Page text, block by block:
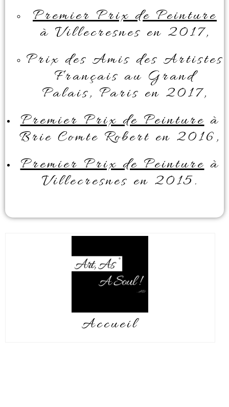
Premier Prix de Peinture
à Villecresnes en 2017,
Prix des Amis des Artistes
Français au Grand
Palais, Paris en 2017,
Premier Prix de Peintureà
Brie Comte Robert en 2016,
Premier Prix de Peintureà
Villecresnes en 2015.
Accueil